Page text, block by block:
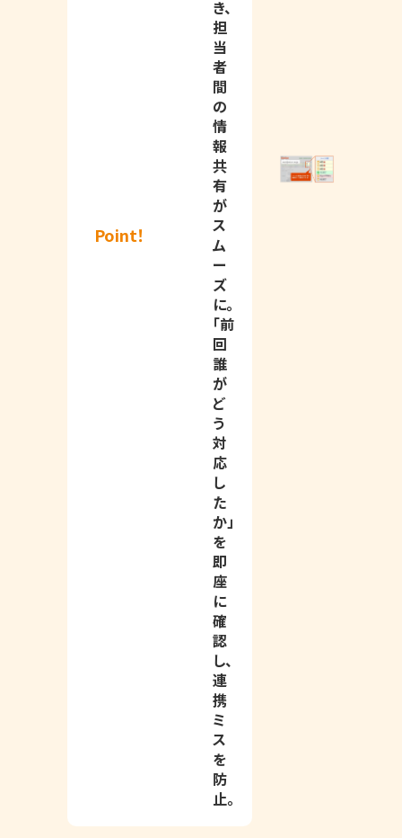
Point！
き、
担
当
者
間
の
情
報
共
有
が
ス
ム
ー
ズ
に。
「前
回
誰
が
ど
う
対
応
し
た
か」
を
即
座
に
確
認
し、
連
携
ミ
ス
を
防
止。